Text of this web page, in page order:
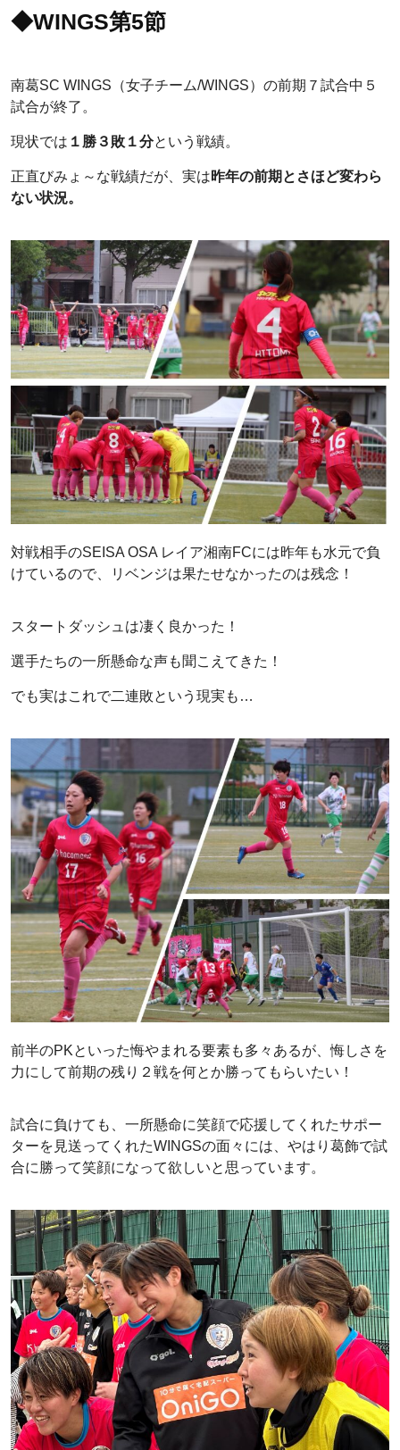
◆WINGS第5節
南葛SC WINGS（女子チーム/WINGS）の前期７試合中５
試合が終了。
現状では １勝３敗１分という戦績。
正直びみょ～な戦績だが、実は昨年の前期とさほど変わら
ない状況。
対戦相手のSEISA OSA レイア湘南FCには昨年も水元で負
けているので、リベンジは果たせなかったのは残念！
スタートダッシュは凄く良かった！
選手たちの一所懸命な声も聞こえてきた！
でも実はこれで二連敗という現実も…
前半のPKといった悔やまれる要素も多々あるが、悔しさを
力にして前期の残り２戦を何とか勝ってもらいたい！
試合に負けても、一所懸命に笑顔で応援してくれたサポー
ターを見送ってくれたWINGSの面々には、やはり葛飾で試
合に勝って笑顔になって欲しいと思っています。